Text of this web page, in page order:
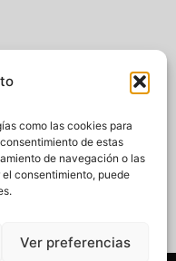
como las cookies para
de estas
de navegación o las
consentimiento, puede
Ver preferencias